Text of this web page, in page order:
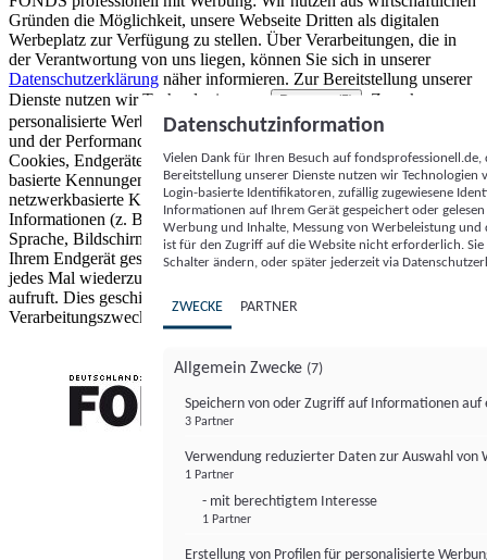
Gründen die Möglichkeit, unsere Webseite Dritten als digitalen
Werbeplatz zur Verfügung zu stellen. Über Verarbeitungen, die in
der Verantwortung von uns liegen, können Sie sich in unserer
Datenschutzerklärung näher informieren. Zur Bereitstellung unserer
Dienste nutzen wir Technologien von
Partnern (5)
. Zwecke:
personalisierte Werbung und Inhalte, Messung von Werbeleistung
und der Performance von Inhalten sowie Zielgruppenforschung.
Cookies, Endgeräte- oder ähnliche Online-Kennungen (z. B. login-
basierte Kennungen, zufällig generierte Kennungen,
netzwerkbasierte Kennungen) können zusammen mit anderen
Informationen (z. B. Browsertyp und Browserinformationen,
Sprache, Bildschirmgröße, unterstützte Technologien usw.) auf
Ihrem Endgerät gespeichert oder von dort ausgelesen werden, um es
jedes Mal wiederzuerkennen, wenn es eine App oder einer Webseite
aufruft. Dies geschieht für einen oder mehrere der hier aufgeführten
Verarbeitungszwecke.
Datenschutzinformation
Vielen Dank für Ihren Besuch auf
Bereitstellung unserer Dienste nutzen wir Technologien
Login-basierte Identifikatoren, zufällig zugewiesene
Informationen auf Ihrem Gerät gespeichert oder
Werbung und Inhalte, Messung von Werbeleistung
ist für den Zugriff auf die Website nicht erforderlich.
Schalter ändern, oder später jederzeit via
ZWECKE PARTNER
Allgemein Zwecke (7)
Speichern von oder Zugriff auf Informationen auf
3 Partner
Verwendung reduzierter Daten zur Auswahl von
1 Partner
- mit berechtigtem Interesse
1 Partner
Erstellung von Profilen für personalisierte
FONDS professionell